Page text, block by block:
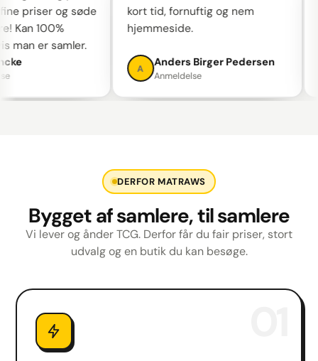
priser og søde
100%
er samler.
kort tid, fornuftig og nem
hjemmeside.
A
Anders Birger Pedersen
Anmeldelse
DERFOR MATRAWS
Bygget af samlere, til samlere
Vi lever og ånder TCG. Derfor får du fair priser, stort
udvalg og en butik du kan besøge.